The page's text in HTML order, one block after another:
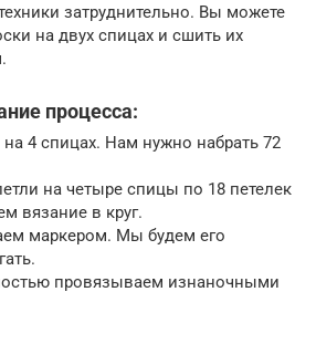
затруднительно. Вы можете
на двух спицах и сшить их
процесса:
4 спицах. Нам нужно набрать 72
на четыре спицы по 18 петелек
вязание в круг.
маркером. Мы будем его
провязываем изнаночными